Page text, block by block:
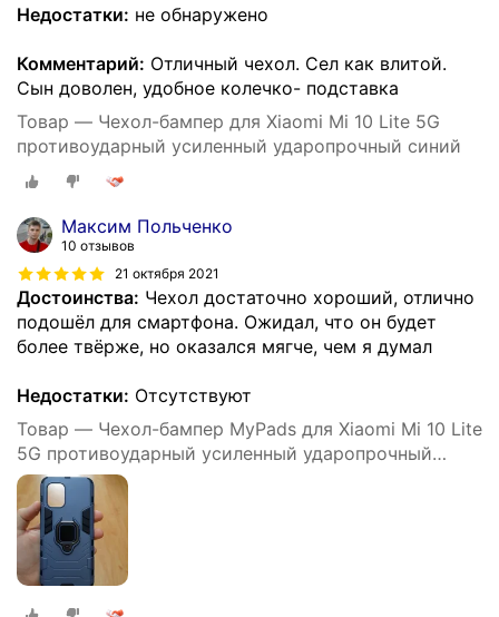
Недостатки: не обнаружено
Комментарий: Отличный чехол. Сел как влитой.
Сын доволен, удобное колечко- подставка
Товар — Чехол-бампер для Xiaomi Mi 10 Lite 5G
противоударный усиленный ударопрочный синий
Максим Польченко
10 отзывов
21 октября 2021
Достоинства: Чехол достаточно хороший, отлично
подошёл для смартфона. Ожидал, что он будет
более твёрже, но оказался мягче, чем я думал
Недостатки: Отсутствуют
Товар — Чехол-бампер MyPads для Xiaomi Mi 10 Lite
5G противоударный усиленный ударопрочный
синий